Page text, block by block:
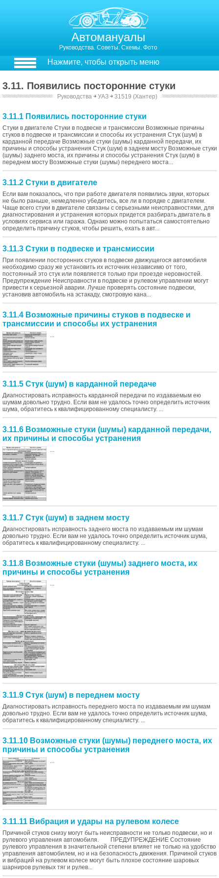
Автомануалы
Руководства. Советы. Схемы. Фото
Нажмите, чтобы открыть меню
3.11. Появились посторонние стуки
Руководства ￫ УАЗ ￫ 31519 (Хантер)
3.11.1 Появились посторонние стуки
Стуки в двигателе Стуки в подвеске и трансмиссии Возможные причины
стуков в подвеске и трансмиссии и способы их устранения Стук (шум) в
карданной передаче Возможные стуки (шумы) карданной передачи, их
причины и способы устранения Стук (шум) в заднем мосту Возможные стуки
(шумы) заднего моста, их причины и способы устранения Стук (шум) в
переднем мосту Возможные стуки (шумы) переднего моста...
3.11.2 Стуки в двигателе
Если вам показалось, что при работе двигателя появились звуки, которых
не было раньше, немедленно убедитесь, все ли в порядке с двигателем.
Чаще всего стуки в двигателе связаны с серьезными неисправностями, для
диагностирования и устранения которых придется разбирать двигатель в
условиях сервиса или гаража. Однако можно попытаться самостоятельно
определить причину стуков, чтобы решить, ехать в авт...
3.11.3 Стуки в подвеске и трансмиссии
При появлении посторонних стуков в подвеске движущегося автомобиля
необходимо сразу же установить их источник независимо от того,
постоянный это стук или появляется только при проезде неровностей.
Предупреждение Неисправности в подвеске и рулевом управлении могут
привести к серьезной аварии. Лучше проверять состояние подвески,
установив автомобиль на эстакаду, смотровую кана...
3.11.4 Возможные причины стуков в подвеске и
трансмиссии и способы их устранения
...
3.11.5 Стук (шум) в карданной передаче
Диагностировать исправность карданной передачи по издаваемым ею
шумам довольно трудно. Если вам не удалось точно определить источник
шума, обратитесь к квалифицированному специалисту. ...
3.11.6 Возможные стуки (шумы) карданной передачи,
их причины и способы устранения
...
3.11.7 Стук (шум) в заднем мосту
Диагностировать исправность заднего моста по издаваемым им шумам
довольно трудно. Если вам не удалось точно определить источник шума,
обратитесь к квалифицированному специалисту. ...
3.11.8 Возможные стуки (шумы) заднего моста, их
причины и способы устранения
3.11.9 Стук (шум) в переднем мосту
Диагностировать исправность переднего моста по издаваемым им шумам
довольно трудно. Если вам не удалось точно определить источник шума,
обратитесь к квалифицированному специалисту. ...
3.11.10 Возможные стуки (шумы) переднего моста, их
причины и способы устранения
3.11.11 Вибрация и удары на рулевом колесе
Причиной стуков снизу могут быть неисправности не только подвески, но и
рулевого управления автомобиля. ПРЕДУПРЕЖДЕНИЕ Состояние
рулевого управления в значительной степени влияет не только на удобство
управления автомобилем, но и на безопасность движения. Причиной стуков
и вибраций на рулевом колесе могут быть плохое состояние шаровых
шарниров рулевых тяг и рулев...